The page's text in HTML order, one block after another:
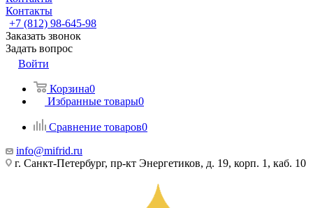
Контакты
+7 (812) 98-645-98
Заказать звонок
Задать вопрос
Войти
Корзина0
Избранные товары0
Сравнение товаров0
info@mifrid.ru
г. Санкт-Петербург, пр-кт Энергетиков, д. 19, корп. 1, каб. 10